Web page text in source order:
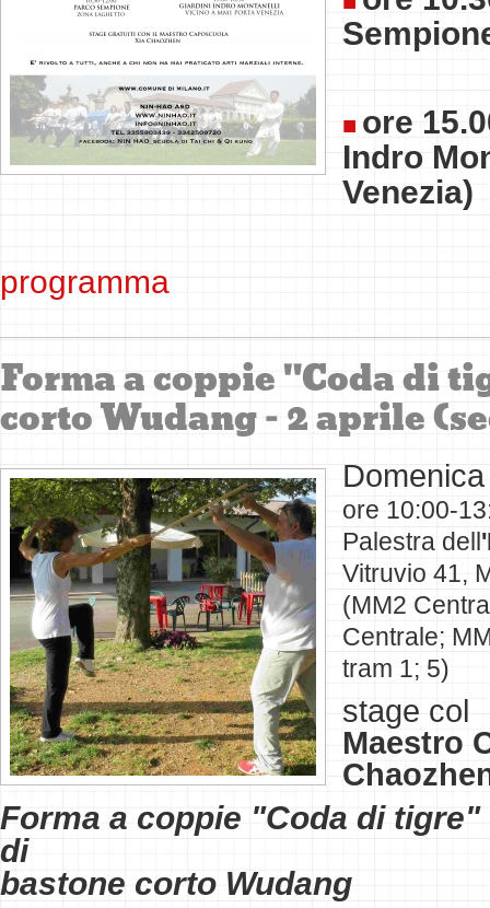
ore
Indro
Venezia)
programma
Forma a coppie "Coda di
corto Wudang - 2 aprile
ore 10:00-
Palestra dell
Vitruvio 41,
(MM2
Centrale;
tram 1; 5)
stage col
Maestro
Forma a coppie "Coda di tigre"
di
bastone corto Wudang